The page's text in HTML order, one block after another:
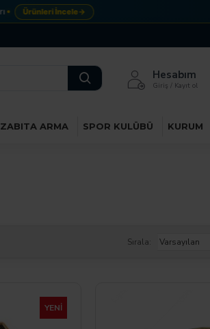
Ürünleri İncele→
Hesabım
Giriş / Kayıt ol
ZABITA ARMA SPOR KULÜBÜ KURUM
Sırala:
YENI